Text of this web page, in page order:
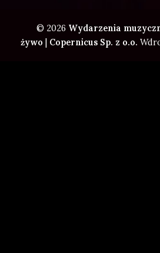
© 2026 Wydarzenia
żywo
Copernicus Sp. z o.o.